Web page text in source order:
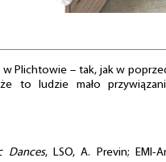
w Plichtowie – tak, jak w
to ludzie mało
Dances, LSO, A. Previn; EMI-